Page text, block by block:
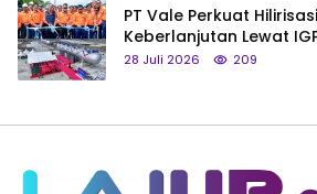
PT Vale Perkuat
Keberlanjutan Lewat
28 Juli 2026 209